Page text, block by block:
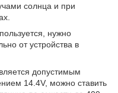
солнца и при
нужно
от устройства в
допустимым
14.4V, можно ставить